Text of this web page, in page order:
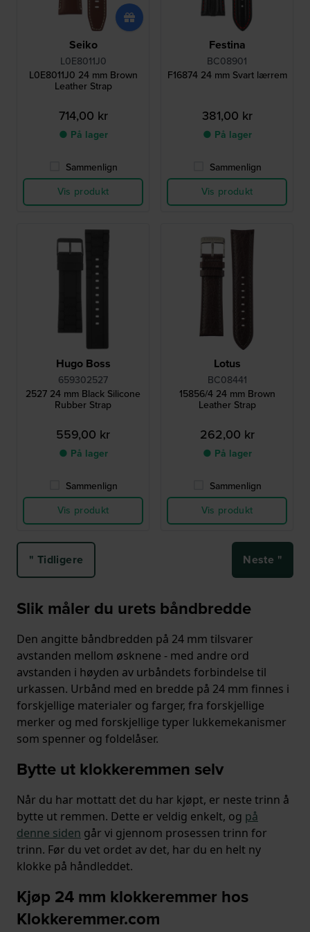
Seiko
L0E8011J0
L0E8011J0 24 mm Brown
Leather Strap
714,00 kr
● På lager
Sammenlign
Vis produkt
Festina
BC08901
F16874 24 mm Svart lærrem
381,00 kr
● På lager
Sammenlign
Vis produkt
Hugo Boss
659302527
2527 24 mm Black Silicone
Rubber Strap
559,00 kr
● På lager
Sammenlign
Vis produkt
Lotus
BC08441
15856/4 24 mm Brown
Leather Strap
262,00 kr
● På lager
Sammenlign
Vis produkt
" Tidligere Neste "
Slik måler du urets båndbredde
Den angitte båndbredden på 24 mm tilsvarer
avstanden mellom øsknene - med andre ord
avstanden i høyden av urbåndets forbindelse til
urkassen. Urbånd med en bredde på 24 mm finnes i
forskjellige materialer og farger, fra forskjellige
merker og med forskjellige typer lukkemekanismer
som spenner og foldelåser.
Bytte ut klokkeremmen selv
Når du har mottatt det du har kjøpt, er neste trinn å
bytte ut remmen. Dette er veldig enkelt, og på
denne siden går vi gjennom prosessen trinn for
trinn. Før du vet ordet av det, har du en helt ny
klokke på håndleddet.
Kjøp 24 mm klokkeremmer hos
Klokkeremmer.com